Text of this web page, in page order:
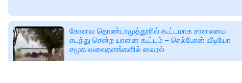
கோவை தொண்டாமுத்தூரில் கூட்டமாக சாலையை
கடந்து சென்ற யானை கூட்டம் – செல்போன் வீடியோ
சமூக வலைதளங்களில் வைரல்